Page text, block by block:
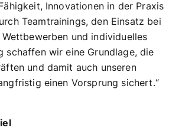
Innovationen in der Praxis
Teamtrainings, den Einsatz bei
und individuelles
schaffen wir eine Grundlage, die
und damit auch unseren
einen Vorsprung sichert.“